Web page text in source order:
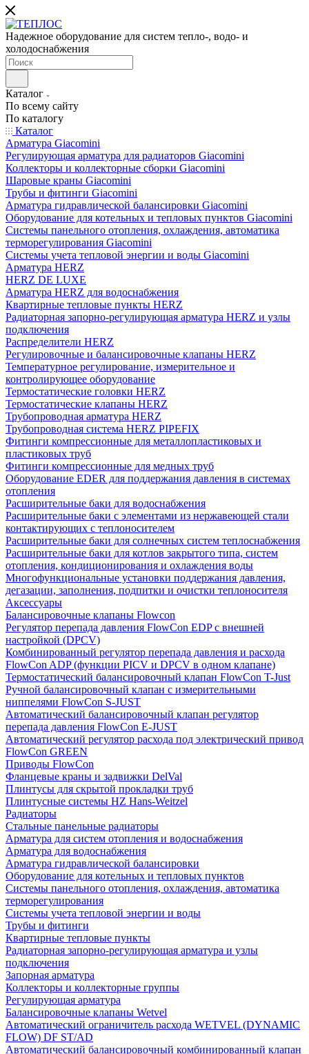
Надежное оборудование для систем тепло-, водо- и
холодоснабжения
Каталог
По всему сайту
По каталогу
Каталог
Арматура Giacomini
Регулирующая арматура для радиаторов Giacomini
Коллекторы и коллекторные сборки Giacomini
Шаровые краны Giacomini
Трубы и фитинги Giacomini
Арматура гидравлической балансировки Giacomini
Оборудование для котельных и тепловых пунктов Giacomini
Системы панельного отопления, охлаждения, автоматика
терморегулирования Giacomini
Системы учета тепловой энергии и воды Giacomini
Арматура HERZ
HERZ DE LUXE
Арматура HERZ для водоснабжения
Квартирные тепловые пункты HERZ
Радиаторная запорно-регулирующая арматура HERZ и узлы
подключения
Распределители HERZ
Регулировочные и балансировочные клапаны HERZ
Температурное регулирование, измерительное и
контролирующее оборудование
Термостатические головки HERZ
Термостатические клапаны HERZ
Трубопроводная арматура HERZ
Трубопроводная система HERZ PIPEFIX
Фитинги компрессионные для металлопластиковых и
пластиковых труб
Фитинги компрессионные для медных труб
Оборудование EDER для поддержания давления в системах
отопления
Расширительные баки для водоснабжения
Расширительные баки с элементами из нержавеющей стали
контактирующих с теплоносителем
Расширительные баки для солнечных систем теплоснабжения
Расширительные баки для котлов закрытого типа, систем
отопления, кондиционирования и охлаждения воды
Многофункциональные установки поддержания давления,
дегазации, заполнения, подпитки и очистки теплоносителя
Аксессуары
Балансировочные клапаны Flowcon
Регулятор перепада давления FlowСon EDP с внешней
настройкой (DPCV)
Комбинированный регулятор перепада давления и расхода
FlowСon ADP (функции PICV и DPCV в одном клапане)
Термостатический балансировочный клапан FlowСon T-Just
Ручной балансировочный клапан с измерительными
ниппелями FlowСon S-JUST
Автоматический балансировочный клапан регулятор
перепада давления FlowСon E-JUST
Автоматический регулятор расхода под электрический привод
FlowСon GREEN
Приводы FlowCon
Фланцевые краны и задвижки DelVal
Плинтусы для скрытой прокладки труб
Плинтусные системы HZ Hans-Weitzel
Радиаторы
Стальные панельные радиаторы
Арматура для систем отопления и водоснабжения
Арматура для водоснабжения
Арматура гидравлической балансировки
Оборудование для котельных и тепловых пунктов
Системы панельного отопления, охлаждения, автоматика
терморегулирования
Системы учета тепловой энергии и воды
Трубы и фитинги
Квартирные тепловые пункты
Радиаторная запорно-регулирующая арматура и узлы
подключения
Запорная арматура
Коллекторы и коллекторные группы
Регулирующая арматура
Балансировочные клапаны Wetvel
Автоматический ограничитель расхода WETVEL (DYNAMIC
FLOW) DF ST/AD
Автоматический балансировочный комбинированный клапан